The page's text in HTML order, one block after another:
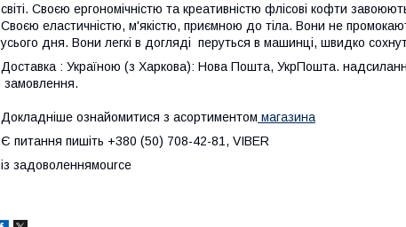
світі. Своєю ергономічністю та креативністю флісові кофти
Своєю еластичністю, м'якістю, приємною до тіла. Вони не
усього дня. Вони легкі в догляді перуться в машинці, швидко
Доставка : Україною (з Харкова): Нова Пошта, УкрПошта.
замовлення.
Докладніше ознайомитися з асортиментом магазина
Є питання пишіть +380 (50) 708-42-81, VIBER
із задоволеннямource